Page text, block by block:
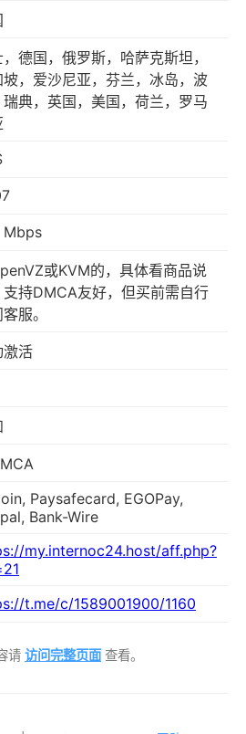
德国，俄罗斯，哈萨克斯坦，
坡，爱沙尼亚，芬兰，冰岛，波
瑞典，英国，美国，荷兰，罗马
Mbps
或KVM的，具体看商品说
支持DMCA友好，但买前需自行
服。
激活
Paysafecard, EGOPay,
Bank-Wire
my.internoc24.host/aff.php?
t.me/c/1589001900/1160
请 访问完整页面查看。